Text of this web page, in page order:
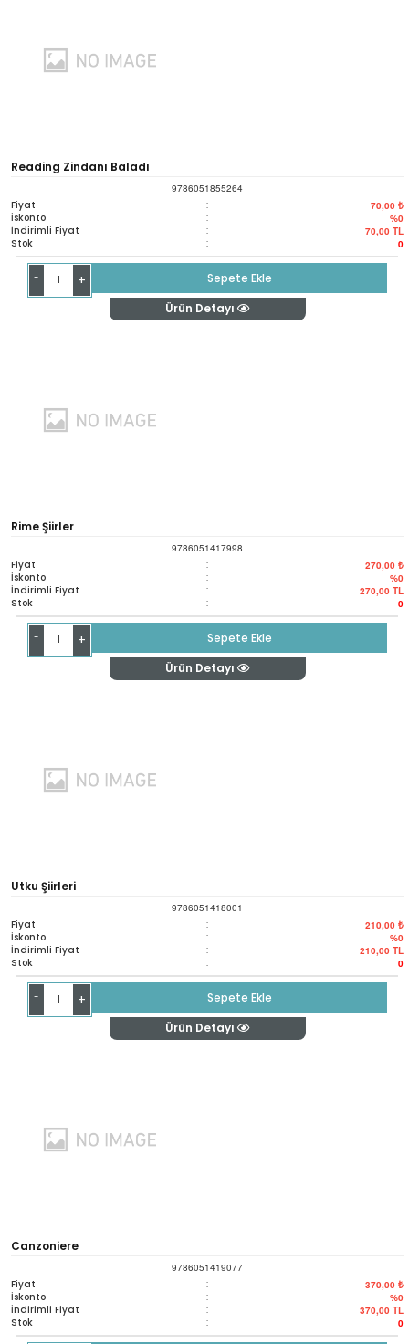
Reading Zindanı Baladı
9786051855264
Fiyat : 70,00 ₺
İskonto : %0
İndirimli Fiyat : 70,00 TL
Stok : 0
- +
Sepete Ekle
Ürün Detayı
Rime Şiirler
9786051417998
Fiyat : 270,00 ₺
İskonto : %0
İndirimli Fiyat : 270,00 TL
Stok : 0
- +
Sepete Ekle
Ürün Detayı
Utku Şiirleri
9786051418001
Fiyat : 210,00 ₺
İskonto : %0
İndirimli Fiyat : 210,00 TL
Stok : 0
- +
Sepete Ekle
Ürün Detayı
Canzoniere
9786051419077
Fiyat : 370,00 ₺
İskonto : %0
İndirimli Fiyat : 370,00 TL
Stok : 0